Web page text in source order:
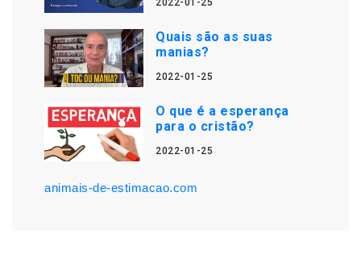
2022-01-25
Quais são as suas
manias?
2022-01-25
O que é a esperança
para o cristão?
2022-01-25
animais-de-estimacao.com